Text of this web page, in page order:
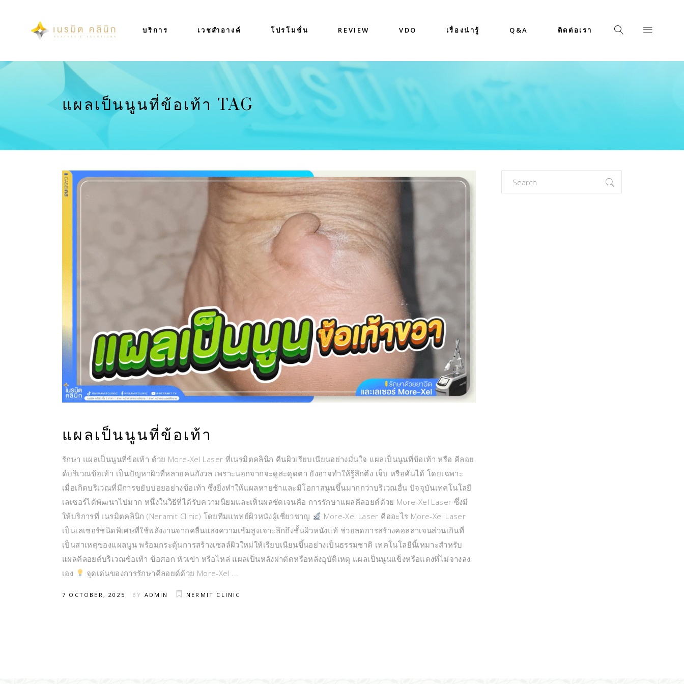
บริการ เวชสำอางค์ โปรโมชั่น REVIEW VDO เรื่องน่ารู้ Q&A ติดต่อเรา
แผลเป็นนูนที่ข้อเท้า TAG
แผลเป็นนูนที่ข้อเท้า
รักษา แผลเป็นนูนที่ข้อเท้า ด้วย More-Xel Laser ที่เนรมิตคลินิก คืนผิวเรียบเนียนอย่างมั่นใจ แผลเป็นนูนที่ข้อเท้า หรือ คีลอย
ด์บริเวณข้อเท้า เป็นปัญหาผิวที่หลายคนกังวล เพราะนอกจากจะดูสะดุดตา ยังอาจทำให้รู้สึกตึง เจ็บ หรือคันได้ โดยเฉพาะ
เมื่อเกิดบริเวณที่มีการขยับบ่อยอย่างข้อเท้า ซึ่งยิ่งทำให้แผลหายช้าและมีโอกาสนูนขึ้นมากกว่าบริเวณอื่น ปัจจุบันเทคโนโลยี
เลเซอร์ได้พัฒนาไปมาก หนึ่งในวิธีที่ได้รับความนิยมและเห็นผลชัดเจนคือ การรักษาแผลคีลอยด์ด้วย More-Xel Laser ซึ่งมี
ให้บริการที่ เนรมิตคลินิก (Neramit Clinic) โดยทีมแพทย์ผิวหนังผู้เชี่ยวชาญ
More-Xel Laser คืออะไร More-Xel Laser
เป็นเลเซอร์ชนิดพิเศษที่ใช้พลังงานจากคลื่นแสงความเข้มสูงเจาะลึกถึงชั้นผิวหนังแท้ ช่วยลดการสร้างคอลลาเจนส่วนเกินที่
เป็นสาเหตุของแผลนูน พร้อมกระตุ้นการสร้างเซลล์ผิวใหม่ให้เรียบเนียนขึ้นอย่างเป็นธรรมชาติ เทคโนโลยีนี้เหมาะสำหรับ
แผลคีลอยด์บริเวณข้อเท้า ข้อศอก หัวเข่า หรือไหล่ แผลเป็นหลังผ่าตัดหรือหลังอุบัติเหตุ แผลเป็นนูนแข็งหรือแดงที่ไม่จางลง
เอง
จุดเด่นของการรักษาคีลอยด์ด้วย More-Xel
7 OCTOBER, 2025 BY ADMIN NERMIT CLINIC
Search
for: